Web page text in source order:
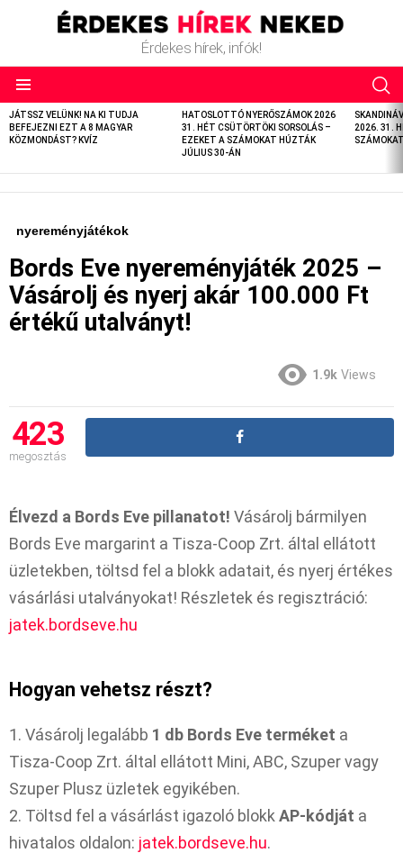
Érdekes hírek, infók!
LATEST
STORIES
JÁTSSZ VELÜNK! NA KI TUDJA
BEFEJEZNI EZT A 8 MAGYAR
KÖZMONDÁST? KVÍZ
HATOSLOTTÓ NYERŐSZÁMOK 2026
31. HÉT CSÜTÖRTÖKI SORSOLÁS –
EZEKET A SZÁMOKAT HÚZTÁK
JÚLIUS 30-ÁN
2026. 31.
nyereményjátékok
Bords Eve nyereményjáték 2025 –
Vásárolj és nyerj akár 100.000 Ft
értékű utalványt!
1.9k Views
423
megosztás
Élvezd a Bords Eve pillanatot! Vásárolj bármilyen
Bords Eve margarint a Tisza-Coop Zrt. által ellátott
üzletekben, töltsd fel a blokk adatait, és nyerj értékes
vásárlási utalványokat! Részletek és regisztráció:
jatek.bordseve.hu
Hogyan vehetsz részt?
1. Vásárolj legalább 1 db Bords Eve terméket a
Tisza-Coop Zrt. által ellátott Mini, ABC, Szuper vagy
Szuper Plusz üzletek egyikében.
2. Töltsd fel a vásárlást igazoló blokk AP-kódját a
hivatalos oldalon: jatek.bordseve.hu.